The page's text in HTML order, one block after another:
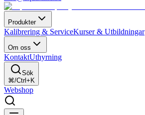
Produkter
Kalibrering & ServiceKurser & Utbildningar
Om oss
KontaktUthyrning
Sök
⌘/Ctrl+K
Webshop